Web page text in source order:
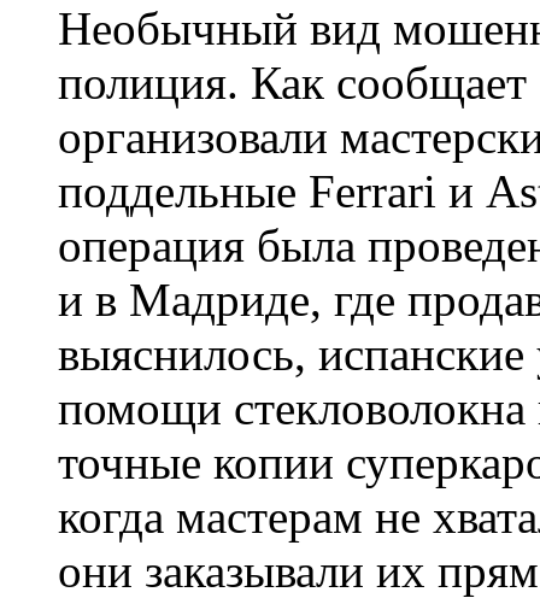
Необычный вид
полиция. Как
организовали
поддельные Ferrari и
операция была
и в Мадриде, где
выяснилось,
помощи
точные копии
когда мастерам не
они заказывали их